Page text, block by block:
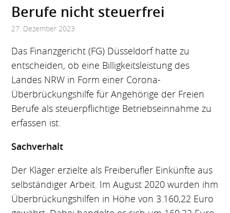
Berufe nicht steuerfrei
27. Dezember 2023
Das Finanzgericht (FG) Düsseldorf hatte zu
entscheiden, ob eine Billigkeitsleistung des
Landes NRW in Form einer Corona-
Überbrückungshilfe für Angehörige der Freien
Berufe als steuerpflichtige Betriebseinnahme zu
erfassen ist.
Sachverhalt
Der Kläger erzielte als Freiberufler Einkünfte aus
selbständiger Arbeit. Im August 2020 wurden ihm
Überbrückungshilfen in Höhe von 3.160,22 Euro